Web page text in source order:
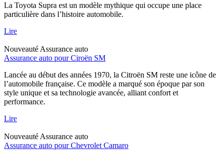
La Toyota Supra est un modèle mythique qui occupe une place
particulière dans l’histoire automobile.
Lire
Nouveauté Assurance auto
Assurance auto pour Ciroën SM
Lancée au début des années 1970, la Citroën SM reste une icône de
l’automobile française. Ce modèle a marqué son époque par son
style unique et sa technologie avancée, alliant confort et
performance.
Lire
Nouveauté Assurance auto
Assurance auto pour Chevrolet Camaro